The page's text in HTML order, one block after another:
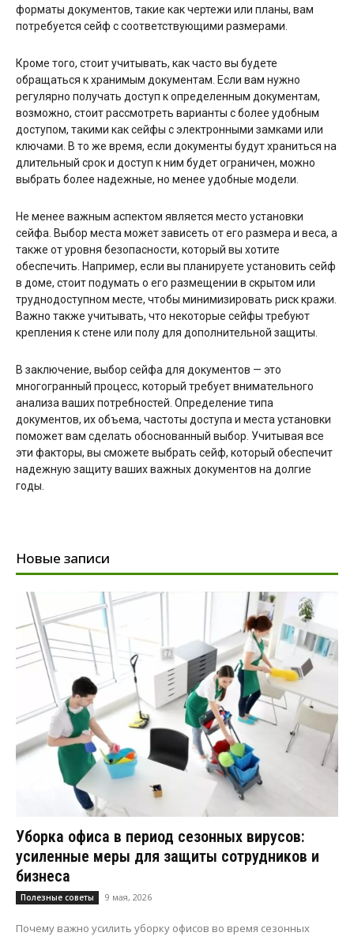
форматы документов, такие как чертежи или планы, вам
потребуется сейф с соответствующими размерами.
Кроме того, стоит учитывать, как часто вы будете
обращаться к хранимым документам. Если вам нужно
регулярно получать доступ к определенным документам,
возможно, стоит рассмотреть варианты с более удобным
доступом, такими как сейфы с электронными замками или
ключами. В то же время, если документы будут храниться на
длительный срок и доступ к ним будет ограничен, можно
выбрать более надежные, но менее удобные модели.
Не менее важным аспектом является место установки
сейфа. Выбор места может зависеть от его размера и веса, а
также от уровня безопасности, который вы хотите
обеспечить. Например, если вы планируете установить сейф
в доме, стоит подумать о его размещении в скрытом или
труднодоступном месте, чтобы минимизировать риск кражи.
Важно также учитывать, что некоторые сейфы требуют
крепления к стене или полу для дополнительной защиты.
В заключение, выбор сейфа для документов — это
многогранный процесс, который требует внимательного
анализа ваших потребностей. Определение типа
документов, их объема, частоты доступа и места установки
поможет вам сделать обоснованный выбор. Учитывая все
эти факторы, вы сможете выбрать сейф, который обеспечит
надежную защиту ваших важных документов на долгие
годы.
Новые записи
Уборка офиса в период сезонных вирусов:
усиленные меры для защиты сотрудников и
бизнеса
Полезные советы 9 мая, 2026
Почему важно усилить уборку офисов во время сезонных